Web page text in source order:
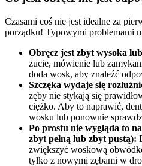
Czasami coś nie jest idealne za
porządku! Typowymi problemami
Obręcz jest zbyt wysoka
żucie, mówienie lub
doda wosk, aby znaleźć
Szczęka wydaje się
zęby nie stykają się
ciężko. Aby to naprawić,
wosku lub ponownie
Po prostu nie wygląda to
zbyt pełną lub zbyt pustą):
zwiększyć woskową
tylko z nowymi zębami w